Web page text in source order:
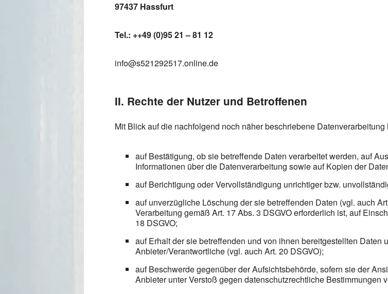
97437 Hassfurt
Tel.: ++49 (0)95 21 – 81 12
info@s521292517.online.de
II. Rechte der Nutzer und Betroffenen
Mit Blick auf die nachfolgend noch näher beschriebene
auf Bestätigung, ob sie betreffende Daten verarbeitet werden, auf
Informationen über die Datenverarbeitung sowie auf Kopien der
auf Berichtigung oder Vervollständigung unrichtiger bzw.
auf unverzügliche Löschung der sie betreffenden Daten (vgl. auch
Verarbeitung gemäß Art. 17 Abs. 3 DSGVO erforderlich ist, auf
18 DSGVO;
auf Erhalt der sie betreffenden und von ihnen bereitgestellten Daten
Anbieter/Verantwortliche (vgl. auch Art. 20 DSGVO);
auf Beschwerde gegenüber der Aufsichtsbehörde, sofern sie der
Anbieter unter Verstoß gegen datenschutzrechtliche Bestimmungen